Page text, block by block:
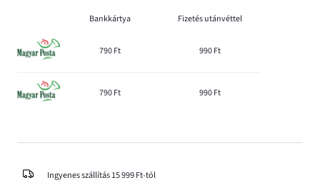
Bankkártya Fizetés utánvéttel
790 Ft 990 Ft
790 Ft 990 Ft
Ingyenes szállítás 15 999 Ft-tól